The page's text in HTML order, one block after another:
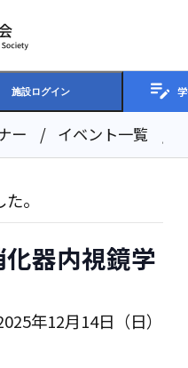
施設ログイン
ー イベント一覧
。
器内視鏡学
年12月14日（日）